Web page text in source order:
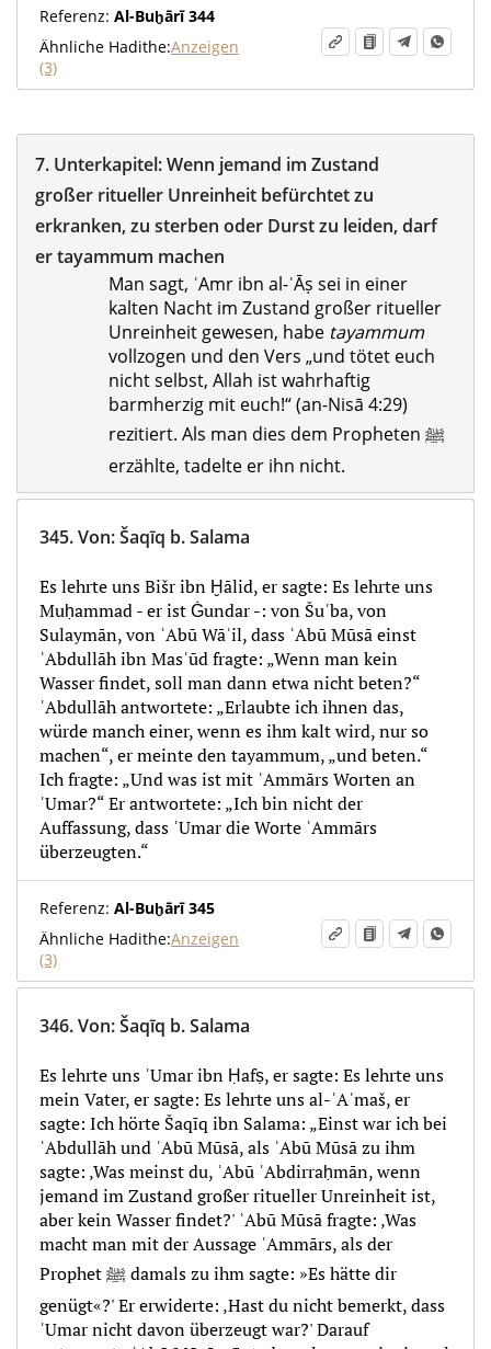
Referenz: Al-Buḫārī 344
Ähnliche Hadithe:Anzeigen
(3)
7. Unterkapitel:Wenn jemand im Zustand
großer ritueller Unreinheit befürchtet zu
erkranken, zu sterben oder Durst zu leiden, darf
er tayammum machen
Man sagt, ʿAmr ibn al-ʿĀṣ sei in einer
kalten Nacht im Zustand großer ritueller
Unreinheit gewesen, habe tayammum
vollzogen und den Vers „und tötet euch
nicht selbst, Allah ist wahrhaftig
barmherzig mit euch!“ (an-Nisā 4:29)
rezitiert. Als man dies dem Propheten ‎ﷺ
erzählte, tadelte er ihn nicht.
345.Von:Šaqīq b. Salama
Es lehrte uns Bišr ibn Ḫālid, er sagte: Es lehrte uns
Muḥammad - er ist Ġundar -: von Šuʿba, von
Sulaymān, von ʾAbū Wāʾil, dass ʾAbū Mūsā einst
ʿAbdullāh ibn Masʿūd fragte: „Wenn man kein
Wasser findet, soll man dann etwa nicht beten?“
ʿAbdullāh antwortete: „Erlaubte ich ihnen das,
würde manch einer, wenn es ihm kalt wird, nur so
machen“, er meinte den tayammum, „und beten.“
Ich fragte: „Und was ist mit ʿAmmārs Worten an
ʿUmar?“ Er antwortete: „Ich bin nicht der
Auffassung, dass ʿUmar die Worte ʿAmmārs
überzeugten.“
Referenz: Al-Buḫārī 345
Ähnliche Hadithe:Anzeigen
(3)
346.Von:Šaqīq b. Salama
Es lehrte uns ʿUmar ibn Ḥafṣ, er sagte: Es lehrte uns
mein Vater, er sagte: Es lehrte uns al-ʾAʿmaš, er
sagte: Ich hörte Šaqīq ibn Salama: „Einst war ich bei
ʿAbdullāh und ʾAbū Mūsā, als ʾAbū Mūsā zu ihm
sagte: ‚Was meinst du, ʾAbū ʿAbdirraḥmān, wenn
jemand im Zustand großer ritueller Unreinheit ist,
aber kein Wasser findet?' ʾAbū Mūsā fragte: ‚Was
macht man mit der Aussage ʿAmmārs, als der
Prophet ﷺ damals zu ihm sagte: »Es hätte dir
genügt«?' Er erwiderte: ‚Hast du nicht bemerkt, dass
ʿUmar nicht davon überzeugt war?' Darauf